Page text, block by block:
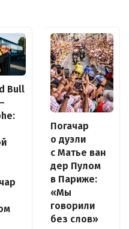
Bull
Погачар
о дуэли
с Матье ван
дер Пулом
в Париже:
«Мы
говорили
без слов»